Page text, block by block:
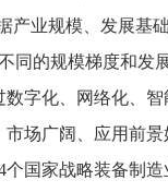
产业规模、 发展基础
同的规模梯度和发
字化、 网络化、 智
市场广阔、 应用前景
国家战略装备制造